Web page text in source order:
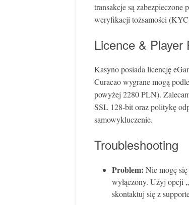
transakcje są zabezpieczone
weryfikacji tożsamości
Licence & Player
Kasyno posiada licencję
Curacao wygrane mogą
powyżej 2280 PLN).
SSL 128-bit oraz politykę
samowykluczenie.
Troubleshooting
Problem: Nie mogę
wyłączony. Użyj opcji
skontaktuj się z